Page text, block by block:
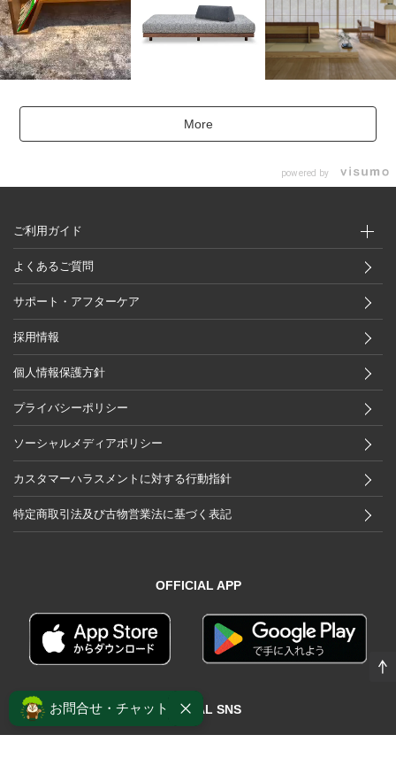
More
powered by
ご利用ガイド
よくあるご質問
サポート・アフターケア
採用情報
個人情報保護方針
プライバシーポリシー
ソーシャルメディアポリシー
カスタマーハラスメントに対する行動指針
特定商取引法及び古物営業法に基づく表記
OFFICIAL APP
OFFICIAL SNS
お問合せ・チャット